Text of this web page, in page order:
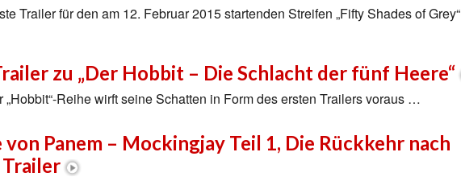
Trailer für den am 12. Februar 2015 startenden Streifen „Fifty Shades of Grey“
zu „Der Hobbit – Die Schlacht der fünf Heere“
„Hobbit“-Reihe wirft seine Schatten in Form des ersten Trailers voraus …
Panem – Mockingjay Teil 1, Die Rückkehr nach